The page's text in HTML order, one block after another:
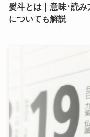
熨斗とは｜意味･読み
についても解説